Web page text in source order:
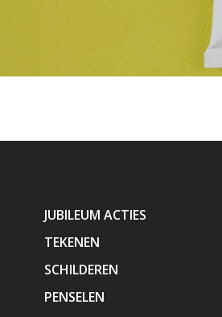
JUBILEUM ACTIES
TEKENEN
SCHILDEREN
PENSELEN